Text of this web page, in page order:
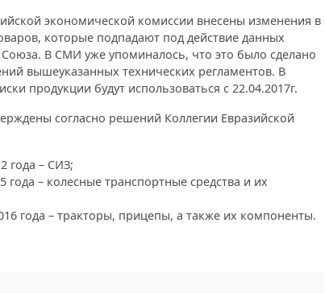
экономической комиссии внесены изменения в
которые подпадают под действие данных
В СМИ уже упоминалось, что это было сделано
вышеуказанных технических регламентов. В
продукции будут использоваться с 22.04.2017г.
согласно решений Коллегии Евразийской
года – СИЗ;
года – колесные транспортные средства и их
года – тракторы, прицепы, а также их компоненты.